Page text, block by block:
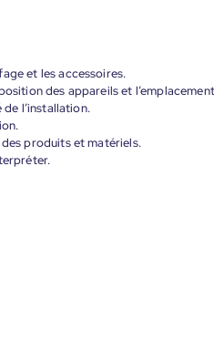
et les accessoires.
des appareils et
l’installation.
produits et matériels.